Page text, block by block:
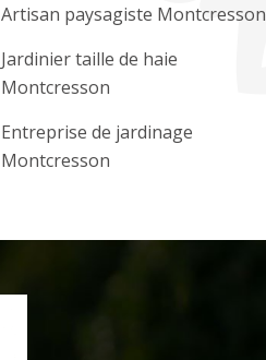
Artisan paysagiste Montcresson
Jardinier taille de haie
Montcresson
Entreprise de jardinage
Montcresson